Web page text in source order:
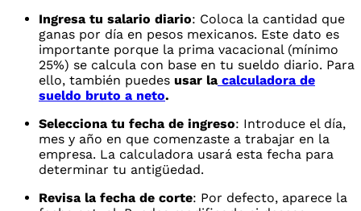
Ingresa tu salario diario: Coloca la cantidad que
ganas por día en pesos mexicanos. Este dato es
importante porque la prima vacacional (mínimo
25%) se calcula con base en tu sueldo diario. Para
ello, también puedes usar la calculadora de
sueldo bruto a neto.
Selecciona tu fecha de ingreso: Introduce el día,
mes y año en que comenzaste a trabajar en la
empresa. La calculadora usará esta fecha para
determinar tu antigüedad.
Revisa la fecha de corte: Por defecto, aparece la